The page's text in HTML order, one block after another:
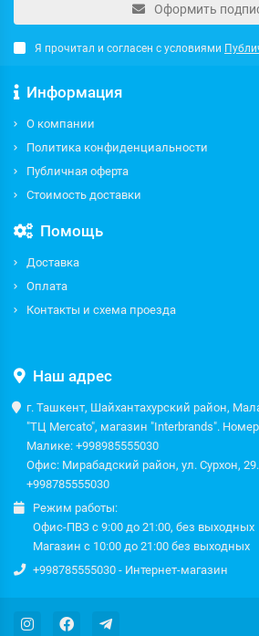
Оформить
Я прочитал и согласен с условиями
Информация
О компании
Политика конфиденциальности
Публичная оферта
Стоимость доставки
Помощь
Доставка
Оплата
Контакты и схема проезда
Наш адрес
г. Ташкент, Шайхантахурский район,
"ТЦ Mercato", магазин "Interbrands".
Малике: +998985555030
Офис: Мирабадский район, ул. Сурхон,
+998785555030
Режим работы:
Офис-ПВЗ с 9:00 до 21:00, без выходных
Магазин с 10:00 до 21:00 без выходных
+998785555030 - Интернет-магазин